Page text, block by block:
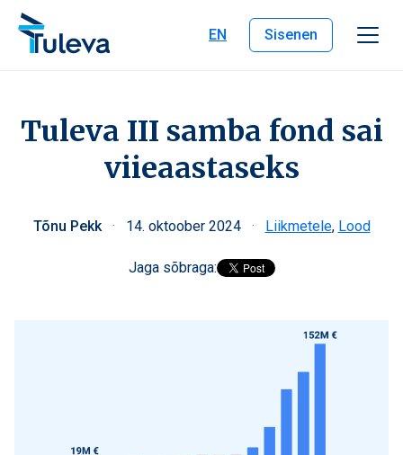
Liigu edasi sisu juurde
EN
Sisenen
Tuleva III samba fond sai
viieaastaseks
Tõnu Pekk · 14. oktoober 2024 · Liikmetele, Lood
Jaga sõbraga: